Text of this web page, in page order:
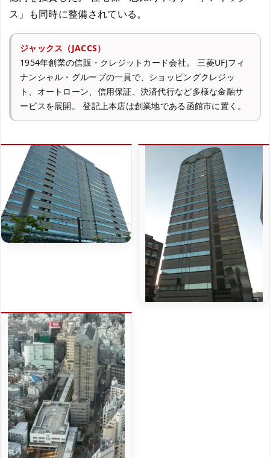
ス」も同時に整備されている。
ジャックス（JACCS）
1954年創業の信販・クレジットカード会社。 三菱UFJフィ
ナンシャル・グループの一員で、ショッピングクレジッ
ト、オートローン、信用保証、決済代行など多様な金融サ
ービスを展開。 登記上本店は創業地である函館市に置く。